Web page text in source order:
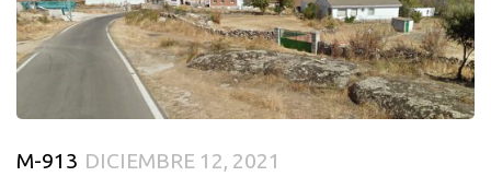
M-913 DICIEMBRE 12, 2021